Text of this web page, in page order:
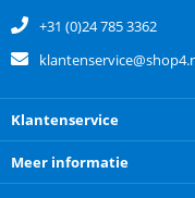
+31 (0)24 785 3362
Klantenservice
Meer informatie